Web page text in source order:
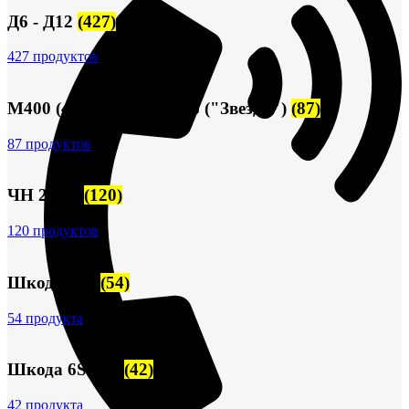
Д6 - Д12 (427)
427 продуктов
М400 (401), М500, М756 ("Звезда") (87)
87 продуктов
ЧН 25/34 (120)
120 продуктов
Шкода-275 (54)
54 продукта
Шкода 6S-160 (42)
42 продукта